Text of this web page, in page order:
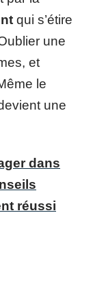
qui s’étire
une
et
le
une
dans
réussi